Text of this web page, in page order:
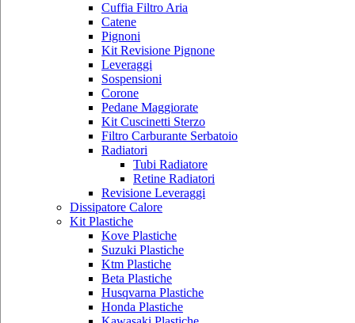
Cuffia Filtro Aria
Catene
Pignoni
Kit Revisione Pignone
Leveraggi
Sospensioni
Corone
Pedane Maggiorate
Kit Cuscinetti Sterzo
Filtro Carburante Serbatoio
Radiatori
Tubi Radiatore
Retine Radiatori
Revisione Leveraggi
Dissipatore Calore
Kit Plastiche
Kove Plastiche
Suzuki Plastiche
Ktm Plastiche
Beta Plastiche
Husqvarna Plastiche
Honda Plastiche